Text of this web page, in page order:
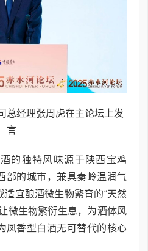
总经理张周虎在主论坛上发
言
的独特风味源于陕西宝鸡
的城市，兼具秦岭温润气
宜酿酒微生物繁育的“天然
微生物繁衍生息，为酒体风
凤香型白酒无可替代的核心